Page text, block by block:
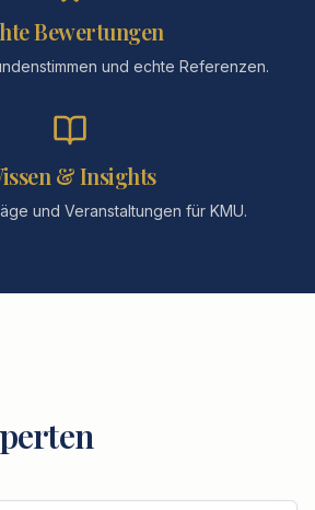
Bewertungen
und echte Referenzen.
& Insights
und Veranstaltungen für KMU.